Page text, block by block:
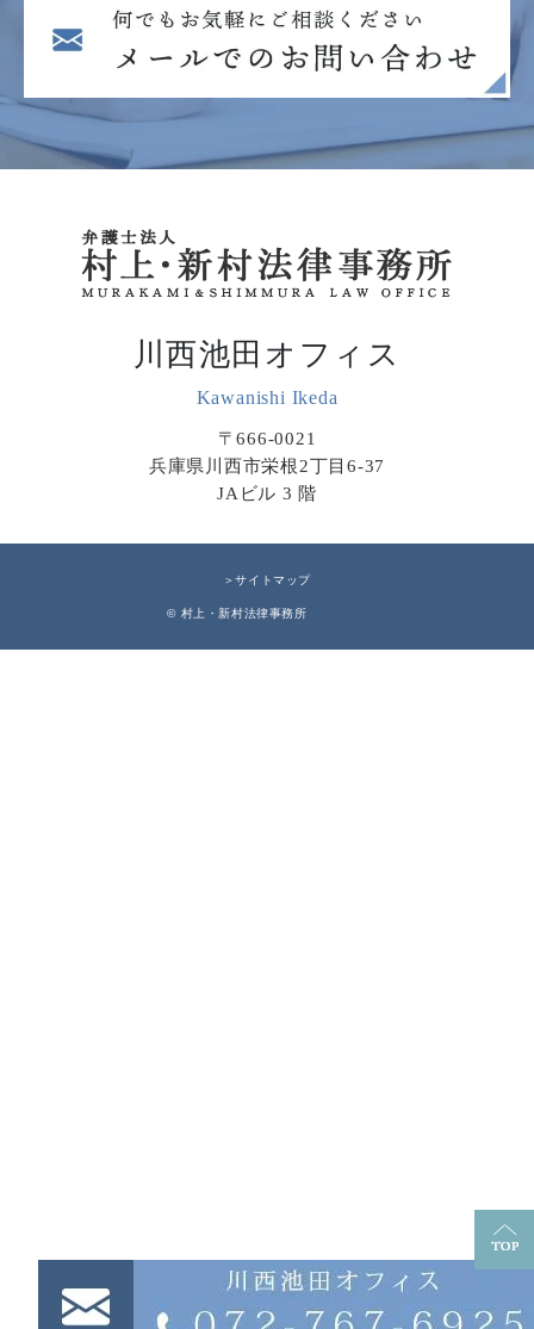
川西池田オフィス
Kawanishi Ikeda
〒666-0021
兵庫県川西市栄根2丁目6-37
JAビル 3 階
＞サイトマップ
© 村上・新村法律事務所